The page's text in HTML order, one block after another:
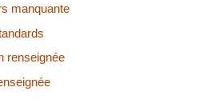
manquante
renseignée